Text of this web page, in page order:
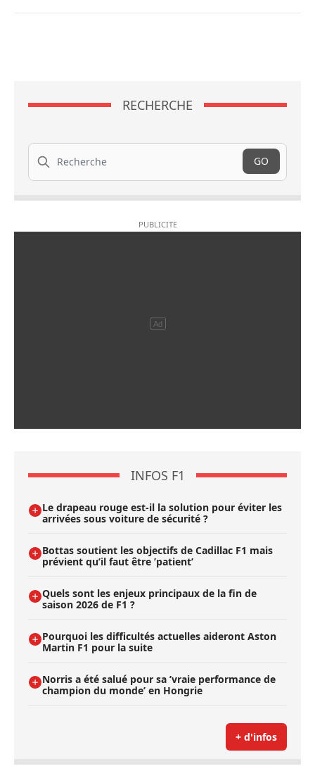
RECHERCHE
Recherche
GO
INFOS F1
Le drapeau rouge est-il la solution pour éviter les
arrivées sous voiture de sécurité ?
Bottas soutient les objectifs de Cadillac F1 mais
prévient qu’il faut être ’patient’
Quels sont les enjeux principaux de la fin de
saison 2026 de F1 ?
Pourquoi les difficultés actuelles aideront Aston
Martin F1 pour la suite
Norris a été salué pour sa ’vraie performance de
champion du monde’ en Hongrie
+ d'infos